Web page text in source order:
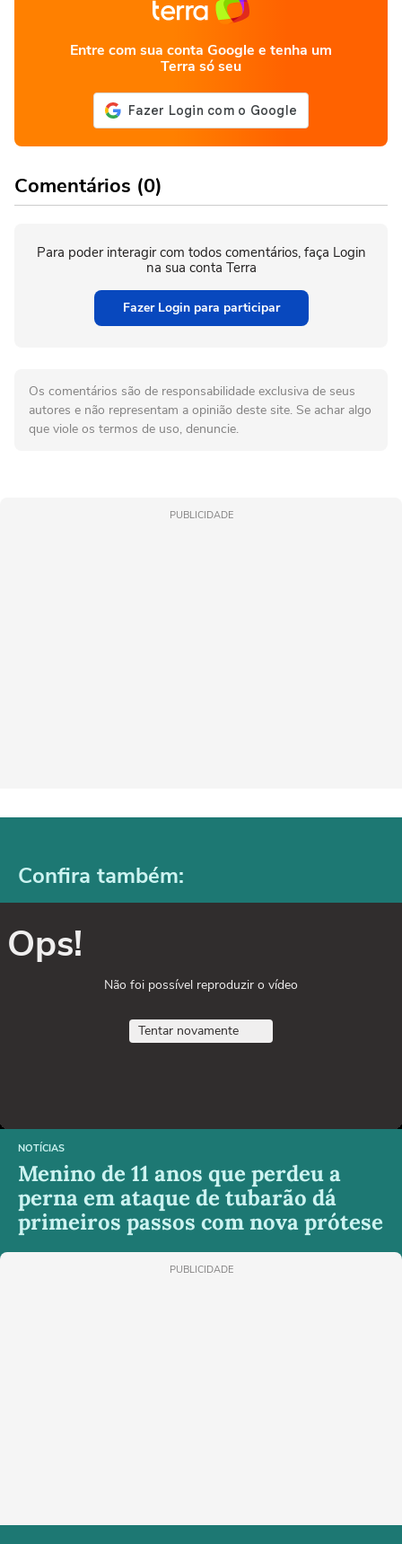
Entre com sua conta Google e tenha um
Terra só seu
Comentários (0)
Para poder interagir com todos comentários, faça Login
na sua conta Terra
Fazer Login para participar
Os comentários são de responsabilidade exclusiva de seus
autores e não representam a opinião deste site. Se achar algo
que viole os termos de uso, denuncie.
PUBLICIDADE
Confira também:
Ops!
Não foi possível reproduzir o vídeo
Tentar novamente
NOTÍCIAS
Menino de 11 anos que perdeu a
perna em ataque de tubarão dá
primeiros passos com nova prótese
PUBLICIDADE